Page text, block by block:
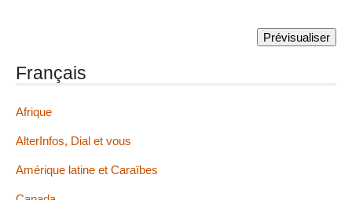
Français
Afrique
AlterInfos, Dial et vous
Amérique latine et Caraïbes